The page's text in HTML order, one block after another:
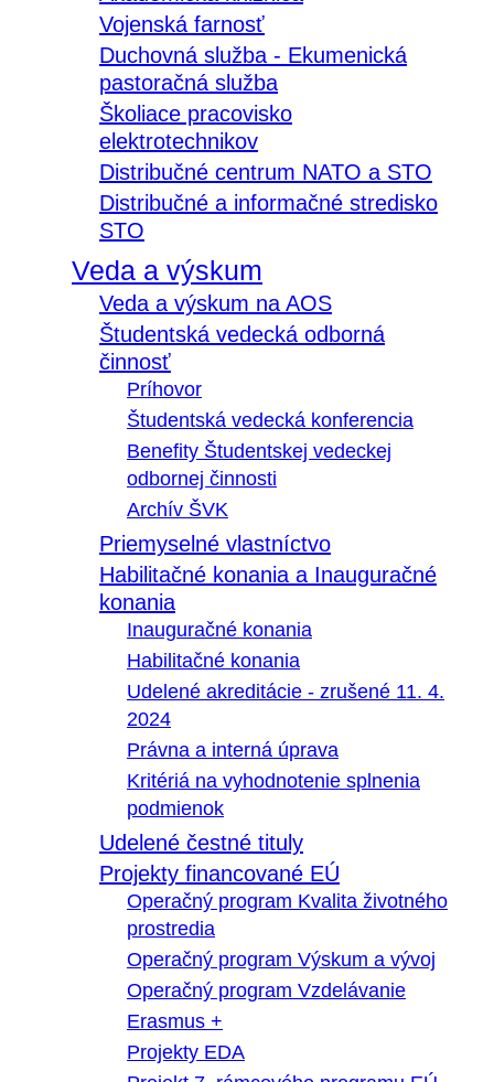
Vojenská farnosť
Duchovná služba - Ekumenická
pastoračná služba
Školiace pracovisko
elektrotechnikov
Distribučné centrum NATO a STO
Distribučné a informačné stredisko
STO
Veda a výskum
Veda a výskum na AOS
Študentská vedecká odborná
činnosť
Príhovor
Študentská vedecká konferencia
Benefity Študentskej vedeckej
odbornej činnosti
Archív ŠVK
Priemyselné vlastníctvo
Habilitačné konania a Inauguračné
konania
Inauguračné konania
Habilitačné konania
Udelené akreditácie - zrušené 11. 4.
2024
Právna a interná úprava
Kritériá na vyhodnotenie splnenia
podmienok
Udelené čestné tituly
Projekty financované EÚ
Operačný program Kvalita životného
prostredia
Operačný program Výskum a vývoj
Operačný program Vzdelávanie
Erasmus +
Projekty EDA